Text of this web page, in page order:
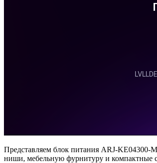
Представляем блок питания ARJ-KE04300-
ниши, мебельную фурнитуру и компактные